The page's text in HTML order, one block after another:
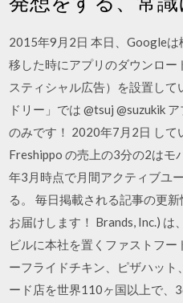
2015年9月2日 本日、Google
移した時にアプリのダウンロ
スティシャル広告）を設置し
ドリー」では @tsuj @suzukik
のみです！ 2020年7月2日 して
Freshippo の売上の3分の2はモ
年3月時点で月間アクティブユ
る。 毎日掲載される記事の更
お届けします！ Brands, Inc.)
ビルに本社を置くファストフ
ーフライドチキン、ピザハッ
ード店を世界110ヶ国以上で、